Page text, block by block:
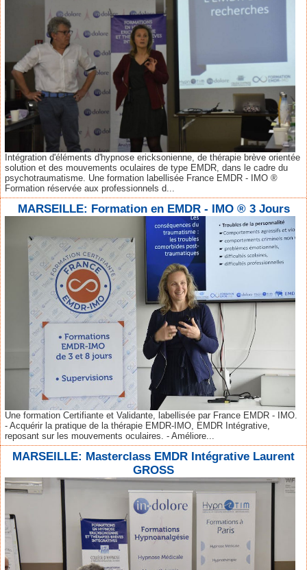
Intégration d'éléments d'hypnose ericksonienne, de thérapie brève orientée
solution et des mouvements oculaires de type EMDR, dans le cadre du
psychotraumatisme. Une formation labellisée France EMDR - IMO ®
Formation réservée aux professionnels d...
MARSEILLE: Formation en EMDR - IMO ® 3 Jours
Une formation Certifiante et Validante, labellisée par France EMDR - IMO.
- Acquérir la pratique de la thérapie EMDR-IMO, EMDR Intégrative,
reposant sur les mouvements oculaires. - Améliore...
MARSEILLE: Masterclass EMDR Intégrative Laurent
GROSS